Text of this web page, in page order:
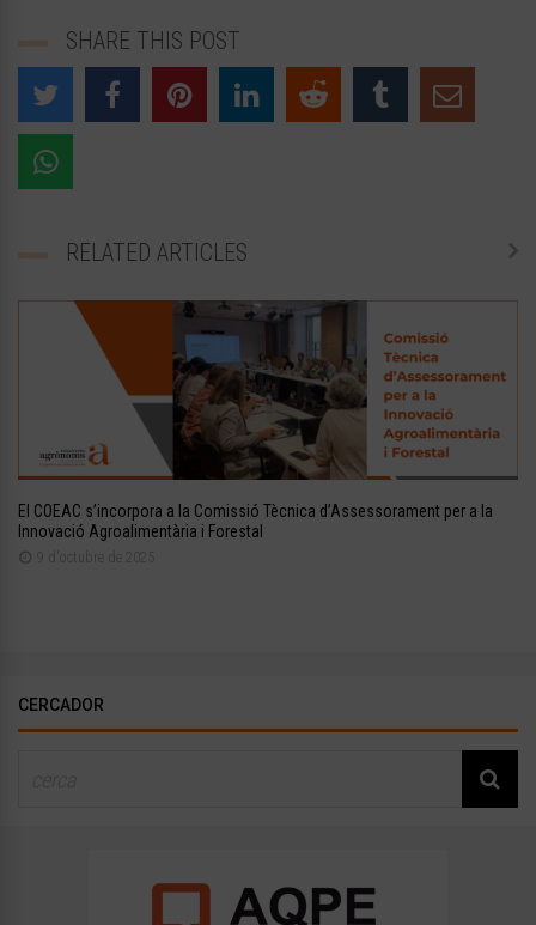
SHARE THIS POST
RELATED ARTICLES
El COEAC s’incorpora a la Comissió Tècnica d’Assessorament per a la
Innovació Agroalimentària i Forestal
9 d'octubre de 2025
CERCADOR